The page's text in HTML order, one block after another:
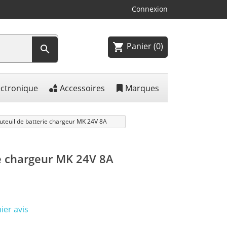
Connexion
 shopping_cart Panier(0)
Accessoires Marques
de batterie chargeur MK 24V 8A
MK 24V 8A
avis